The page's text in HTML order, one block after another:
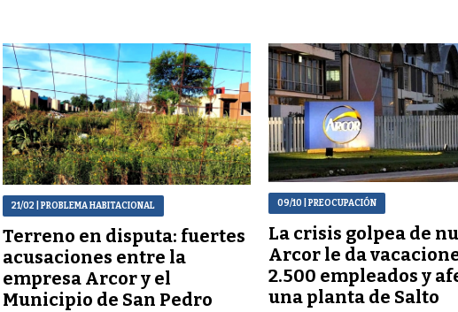
21/02| PROBLEMA HABITACIONAL
Terreno en disputa: fuertes
acusaciones entre la
empresa Arcor y el
Municipio de San Pedro
09/10 | PREOCUPACIÓN
La crisis golpea de
Arcor le da
2.500 empleados y
una planta de Salto